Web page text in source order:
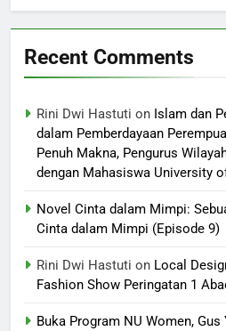
Recent Comments
Rini Dwi Hastuti on Islam dan
dalam Pemberdayaan
Penuh Makna, Pengurus
dengan Mahasiswa University
Novel Cinta dalam Mimpi:
Cinta dalam Mimpi (Episode 9)
Rini Dwi Hastuti on Local
Fashion Show Peringatan 1
Buka Program NU Women, Gus